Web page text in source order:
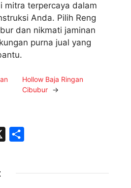
mitra terpercaya dalam
Anda. Pilih Reng
dan nikmati jaminan
purna jual yang
Hollow Baja Ringan
Cibubur →